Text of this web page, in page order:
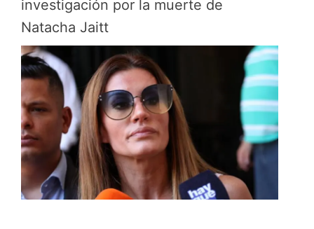
investigación por la muerte de
Natacha Jaitt